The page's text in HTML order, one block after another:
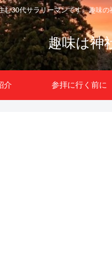
む30代サラリーマンです。趣味
趣味は神
介 参拝に行く前に